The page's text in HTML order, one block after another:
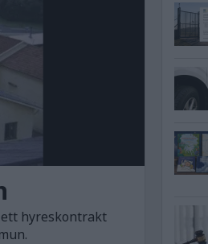
hyreskontrakt